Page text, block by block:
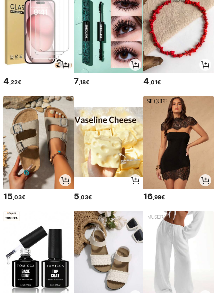
4,22€ 7,18€ 4,01€
15,03€ 5,03€ 16,99€